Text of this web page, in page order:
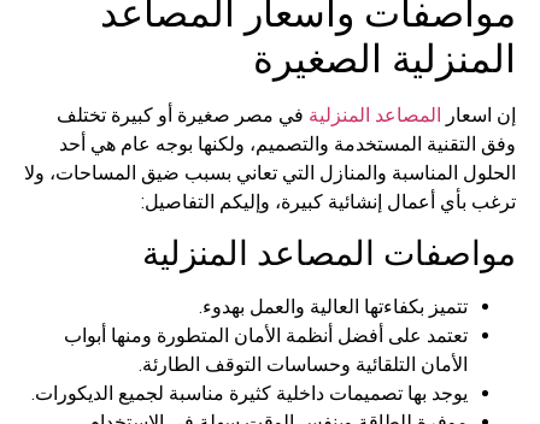
مواصفات وأسعار المصاعد
المنزلية الصغيرة
إن اسعار المصاعد المنزلية في مصر صغيرة أو كبيرة تختلف
وفق التقنية المستخدمة والتصميم، ولكنها بوجه عام هي أحد
الحلول المناسبة والمنازل التي تعاني بسبب ضيق المساحات، ولا
ترغب بأي أعمال إنشائية كبيرة، وإليكم التفاصيل:
مواصفات المصاعد المنزلية
تتميز بكفاءتها العالية والعمل بهدوء.
تعتمد على أفضل أنظمة الأمان المتطورة ومنها أبواب
الأمان التلقائية وحساسات التوقف الطارئة.
يوجد بها تصميمات داخلية كثيرة مناسبة لجميع الديكورات.